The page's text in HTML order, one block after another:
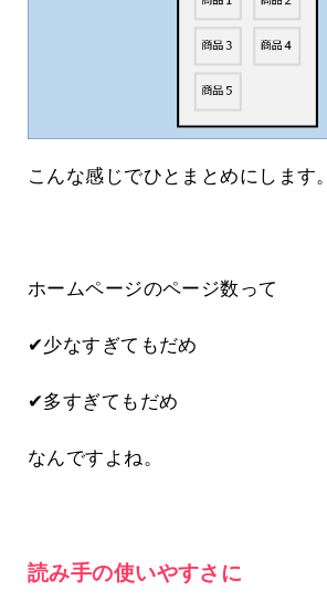
こんな感じでひとまとめにします。
ホームページのページ数って
✔少なすぎてもだめ
✔多すぎてもだめ
なんですよね。
読み手の使いやすさに